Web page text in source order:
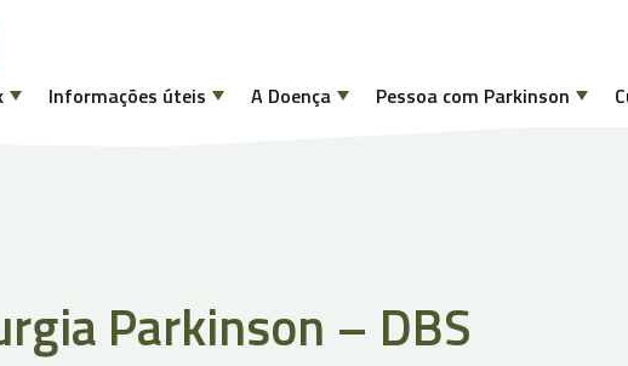
Informações úteis A Doença Pessoa com Parkinson
Parkinson – DBS